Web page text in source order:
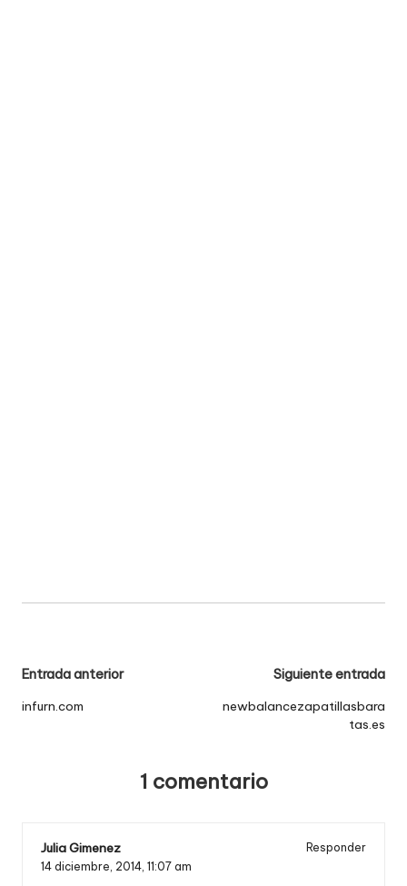
Navegación
de
Entrada anterior
infurn.com
Siguiente entrada
newbalancezapatillasbara
tas.es
1 comentario
Julia Gimenez
Responder
14 diciembre, 2014, 11:07 am